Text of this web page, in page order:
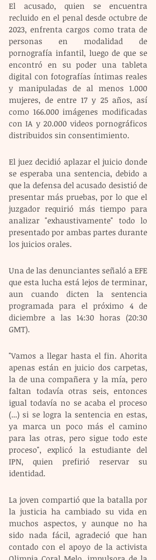
El acusado, quien se encuentra
recluido en el penal desde octubre de
2023, enfrenta cargos como trata de
personas en modalidad de
pornografía infantil, luego de que se
encontró en su poder una tableta
digital con fotografías íntimas reales
y manipuladas de al menos 1.000
mujeres, de entre 17 y 25 años, así
como 166.000 imágenes modificadas
con IA y 20.000 videos pornográficos
distribuidos sin consentimiento.
El juez decidió aplazar el juicio donde
se esperaba una sentencia, debido a
que la defensa del acusado desistió de
presentar más pruebas, por lo que el
juzgador requirió más tiempo para
analizar "exhaustivamente" todo lo
presentado por ambas partes durante
los juicios orales.
Una de las denunciantes señaló a EFE
que esta lucha está lejos de terminar,
aun cuando dicten la sentencia
programada para el próximo 4 de
diciembre a las 14:30 horas (20:30
GMT).
"Vamos a llegar hasta el fin. Ahorita
apenas están en juicio dos carpetas,
la de una compañera y la mía, pero
faltan todavía otras seis, entonces
igual todavía no se acaba el proceso
(...) si se logra la sentencia en estas,
ya marca un poco más el camino
para las otras, pero sigue todo este
proceso", explicó la estudiante del
IPN, quien prefirió reservar su
identidad.
La joven compartió que la batalla por
la justicia ha cambiado su vida en
muchos aspectos, y aunque no ha
sido nada fácil, agradeció que han
contado con el apoyo de la activista